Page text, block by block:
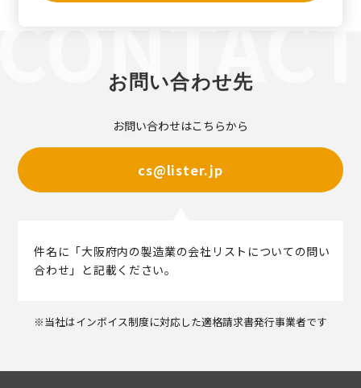
お問い合わせ先
お問い合わせはこちらから
cs@lister.jp
件名に「大阪府内の製造業の会社リストについての問い
合わせ」と記載ください。
※当社はインボイス制度に対応した適格請求書発行事業者です